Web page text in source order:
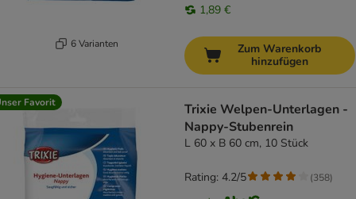
6 Varianten
1,89 €
Zum Warenkorb
hinzufügen
Favorit
Trixie Welpen-Unterlagen -
Nappy-Stubenrein
L 60 x B 60 cm, 10 Stück
Rating: 4.2/5 (358)